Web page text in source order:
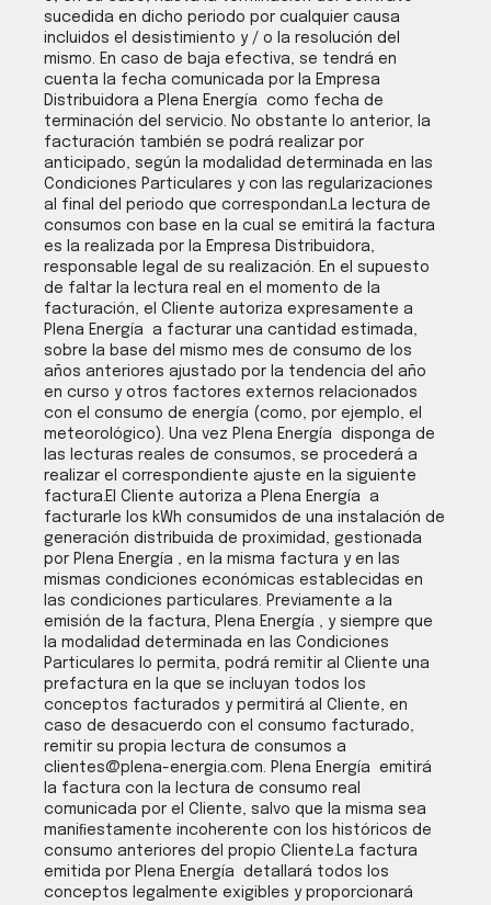
sucedida en dicho periodo por cualquier causa
incluidos el desistimiento y / o la resolución del
mismo. En caso de baja efectiva, se tendrá en
cuenta la fecha comunicada por la Empresa
Distribuidora a Plena Energía como fecha de
terminación del servicio. No obstante lo anterior, la
facturación también se podrá realizar por
anticipado, según la modalidad determinada en las
Condiciones Particulares y con las regularizaciones
al final del periodo que correspondan.La lectura de
consumos con base en la cual se emitirá la factura
es la realizada por la Empresa Distribuidora,
responsable legal de su realización. En el supuesto
de faltar la lectura real en el momento de la
facturación, el Cliente autoriza expresamente a
Plena Energía a facturar una cantidad estimada,
sobre la base del mismo mes de consumo de los
años anteriores ajustado por la tendencia del año
en curso y otros factores externos relacionados
con el consumo de energía (como, por ejemplo, el
meteorológico). Una vez Plena Energía disponga de
las lecturas reales de consumos, se procederá a
realizar el correspondiente ajuste en la siguiente
factura.El Cliente autoriza a Plena Energía a
facturarle los kWh consumidos de una instalación de
generación distribuida de proximidad, gestionada
por Plena Energía , en la misma factura y en las
mismas condiciones económicas establecidas en
las condiciones particulares. Previamente a la
emisión de la factura, Plena Energía , y siempre que
la modalidad determinada en las Condiciones
Particulares lo permita, podrá remitir al Cliente una
prefactura en la que se incluyan todos los
conceptos facturados y permitirá al Cliente, en
caso de desacuerdo con el consumo facturado,
remitir su propia lectura de consumos a
clientes@plena-energia.com. Plena Energía emitirá
la factura con la lectura de consumo real
comunicada por el Cliente, salvo que la misma sea
maniﬁestamente incoherente con los históricos de
consumo anteriores del propio Cliente.La factura
emitida por Plena Energía detallará todos los
conceptos legalmente exigibles y proporcionará